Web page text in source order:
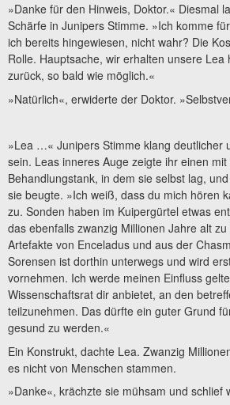
»Danke für den Hinweis, Doktor.« Diesmal
Schärfe in Junipers Stimme. »Ich komme
ich bereits hingewiesen, nicht wahr? Die
Rolle. Hauptsache, wir erhalten unsere Lea
zurück, so bald wie möglich.«
»Natürlich«, erwiderte der Doktor.
»Lea …« Junipers Stimme klang deutlicher
sein. Leas inneres Auge zeigte ihr einen
Behandlungstank, in dem sie selbst lag,
sie beugte. »Ich weiß, dass du mich hören
zu. Sonden haben im Kuipergürtel etwas
das ebenfalls zwanzig Millionen Jahre alt
Artefakte von Enceladus und aus der
Sorensen ist dorthin unterwegs und wird
vornehmen. Ich werde meinen Einfluss
Wissenschaftsrat dir anbietet, an den
teilzunehmen. Das dürfte ein guter Grund
gesund zu werden.«
Ein Konstrukt, dachte Lea. Zwanzig
es nicht von Menschen stammen.
»Danke«, krächzte sie mühsam und schlief